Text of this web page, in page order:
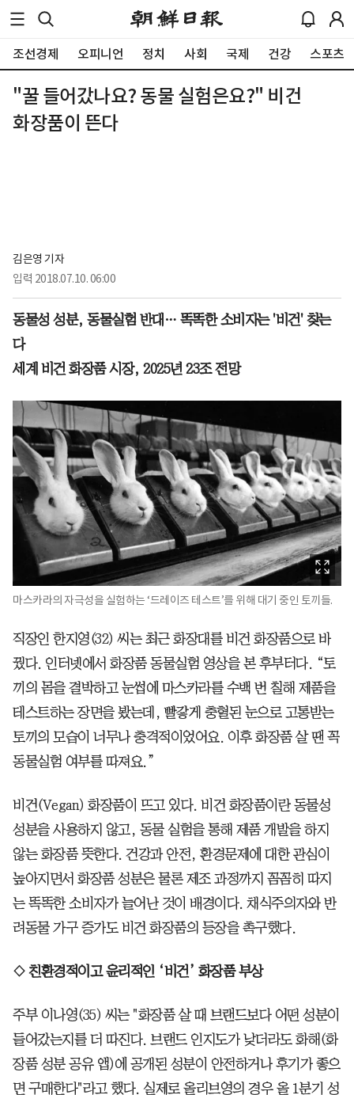
조선경제 오피니언 정치 사회 국제 건강 스포츠
"꿀 들어갔나요? 동물 실험은요?" 비건
화장품이 뜬다
김은영 기자
입력 2018.07.10. 06:00
동물성 성분, 동물실험 반대… 똑똑한 소비자는 '비건' 찾는
다
세계 비건 화장품 시장, 2025년 23조 전망
마스카라의 자극성을 실험하는 ‘드레이즈 테스트’를 위해 대기 중인 토끼들.
직장인 한지영(32) 씨는 최근 화장대를 비건 화장품으로 바
꿨다. 인터넷에서 화장품 동물실험 영상을 본 후부터다. “토
끼의 몸을 결박하고 눈썹에 마스카라를 수백 번 칠해 제품을
테스트하는 장면을 봤는데, 빨갛게 충혈된 눈으로 고통받는
토끼의 모습이 너무나 충격적이었어요. 이후 화장품 살 땐 꼭
동물실험 여부를 따져요.”
비건(Vegan) 화장품이 뜨고 있다. 비건 화장품이란 동물성
성분을 사용하지 않고, 동물 실험을 통해 제품 개발을 하지
않는 화장품 뜻한다. 건강과 안전, 환경문제에 대한 관심이
높아지면서 화장품 성분은 물론 제조 과정까지 꼼꼼히 따지
는 똑똑한 소비자가 늘어난 것이 배경이다. 채식주의자와 반
려동물 가구 증가도 비건 화장품의 등장을 촉구했다.
◇ 친환경적이고 윤리적인 ‘비건’ 화장품 부상
주부 이나영(35) 씨는 "화장품 살 때 브랜드보다 어떤 성분이
들어갔는지를 더 따진다. 브랜드 인지도가 낮더라도 화해(화
장품 성분 공유 앱)에 공개된 성분이 안전하거나 후기가 좋으
면 구매한다"라고 했다. 실제로 올리브영의 경우 올 1분기 성